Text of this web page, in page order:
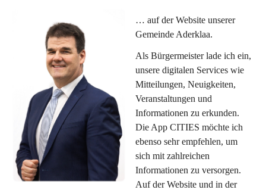
… auf der Website unserer
Gemeinde Aderklaa.
Als Bürgermeister lade ich ein,
unsere digitalen Services wie
Mitteilungen, Neuigkeiten,
Veranstaltungen und
Informationen zu erkunden.
Die App CITIES möchte ich
ebenso sehr empfehlen, um
sich mit zahlreichen
Informationen zu versorgen.
Auf der Website und in der